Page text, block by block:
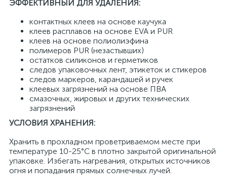
ЭФФЕКТИВНЫЙ ДЛЯ УДАЛЕНИЯ:
контактных клеев на основе каучука
клеев расплавов на основе EVA и PUR
клеев на основе полиолиэфина
полимеров PUR (незастывших)
остатков силиконов и герметиков
следов упаковочных лент, этикеток и стикеров
следов маркеров, карандашей и ручек
клеевых загрязнений на основе ПВА
смазочных, жировых и других технических
загрязнений
УСЛОВИЯ ХРАНЕНИЯ:
Хранить в прохладном проветриваемом месте при
температуре 10-25°C в плотно закрытой оригинальной
упаковке. Избегать нагревания, открытых источников
огня и попадания прямых солнечных лучей.